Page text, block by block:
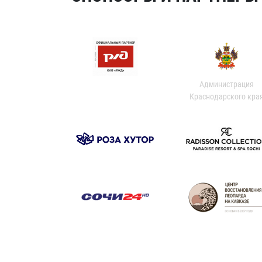
Администрация
Краснодарского